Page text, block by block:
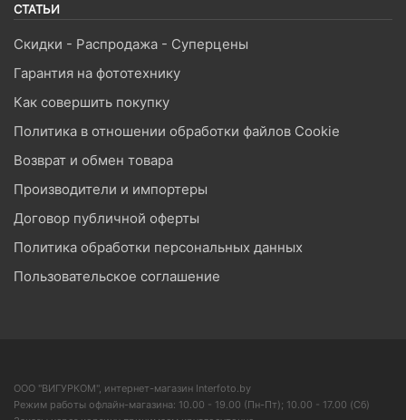
СТАТЬИ
Скидки - Распродажа - Суперцены
Гарантия на фототехнику
Как совершить покупку
Политика в отношении обработки файлов Cookie
Возврат и обмен товара
Производители и импортеры
Договор публичной оферты
Политика обработки персональных данных
Пользовательское соглашение
ООО "ВИГУРКОМ", интернет-магазин Interfoto.by
Режим работы офлайн-магазина: 10.00 - 19.00 (Пн-Пт); 10.00 - 17.00 (Сб)